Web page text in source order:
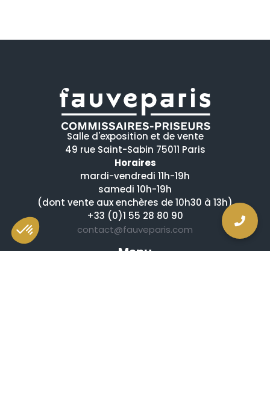
Salle d'exposition et de vente
49 rue Saint-Sabin 75011 Paris
Horaires
mardi-vendredi 11h-19h
samedi 10h-19h
(dont vente aux enchères de 10h30 à 13h)
+33 (0)1 55 28 80 90
contact@fauveparis.com
Menu